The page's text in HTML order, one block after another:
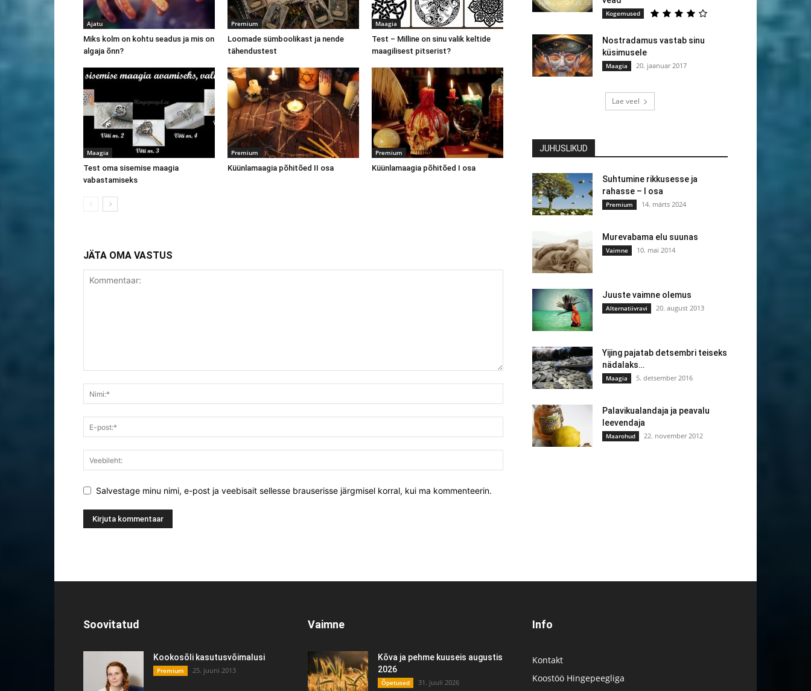
Ajatu
Miks kolm on kohtu seadus ja mis on
algaja õnn?
Premium
Loomade sümboolikast ja nende
tähendustest
Maagia
Test – Milline on sinu valik keltide
maagilisest pitserist?
Maagia
Test oma sisemise maagia
vabastamiseks
Premium
Küünlamaagia põhitõed II osa
Premium
Küünlamaagia põhitõed I osa
JÄTA OMA VASTUS
Salvestage minu nimi, e-post ja veebisait sellesse brauserisse järgmisel korral, kui ma kommenteerin.
Kogemused
Nostradamus vastab sinu
küsimusele
Maagia 20. jaanuar 2017
Lae veel
JUHUSLIKUD
Suhtumine rikkusesse ja
rahasse – I osa
Premium 14. märts 2024
Murevabama elu suunas
Vaimne 10. mai 2014
Juuste vaimne olemus
Alternatiivravi 20. august 2013
Yijing pajatab detsembri teiseks
nädalaks…
Maagia 5. detsember 2016
Palavikualandaja ja peavalu
leevendaja
Maarohud 22. november 2012
Soovitatud
Kookosõli kasutusvõimalusi
Premium 25. juuni 2013
Vaimne
Kõva ja pehme kuuseis augustis
2026
Õpetused 31. juuli 2026
Info
Kontakt
Koostöö Hingepeegliga